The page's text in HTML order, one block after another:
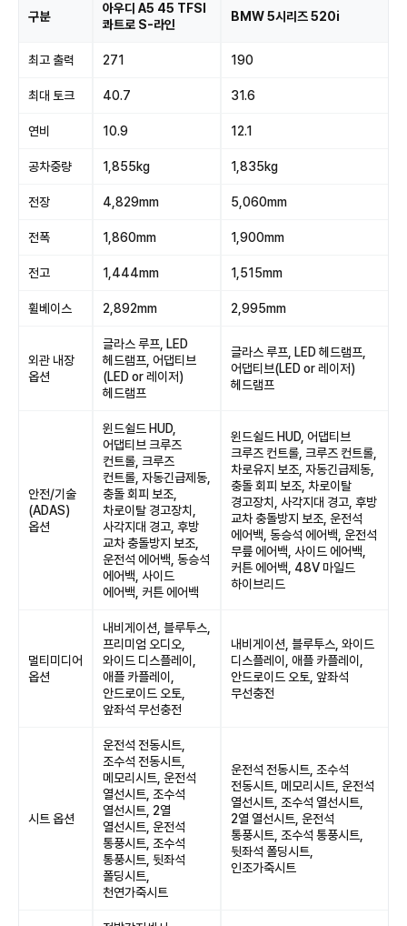
구분
아우디 A5 45 TFSI
콰트로 S-라인
BMW 5시리즈 520i
최고 출력 271 190
최대 토크 40.7 31.6
연비 10.9 12.1
공차중량 1,855kg 1,835kg
전장 4,829mm 5,060mm
전폭 1,860mm 1,900mm
전고 1,444mm 1,515mm
휠베이스 2,892mm 2,995mm
외관 내장
옵션
글라스 루프, LED
헤드램프, 어댑티브
(LED or 레이저)
헤드램프
글라스 루프, LED 헤드램프,
어댑티브(LED or 레이저)
헤드램프
안전/기술
(ADAS)
옵션
윈드쉴드 HUD,
어댑티브 크루즈
컨트롤, 크루즈
컨트롤, 자동긴급제동,
충돌 회피 보조,
차로이탈 경고장치,
사각지대 경고, 후방
교차 충돌방지 보조,
운전석 에어백, 동승석
에어백, 사이드
에어백, 커튼 에어백
윈드쉴드 HUD, 어댑티브
크루즈 컨트롤, 크루즈 컨트롤,
차로유지 보조, 자동긴급제동,
충돌 회피 보조, 차로이탈
경고장치, 사각지대 경고, 후방
교차 충돌방지 보조, 운전석
에어백, 동승석 에어백, 운전석
무릎 에어백, 사이드 에어백,
커튼 에어백, 48V 마일드
하이브리드
멀티미디어
옵션
내비게이션, 블루투스,
프리미엄 오디오,
와이드 디스플레이,
애플 카플레이,
안드로이드 오토,
앞좌석 무선충전
내비게이션, 블루투스, 와이드
디스플레이, 애플 카플레이,
안드로이드 오토, 앞좌석
무선충전
시트 옵션
운전석 전동시트,
조수석 전동시트,
메모리시트, 운전석
열선시트, 조수석
열선시트, 2열
열선시트, 운전석
통풍시트, 조수석
통풍시트, 뒷좌석
폴딩시트,
천연가죽시트
운전석 전동시트, 조수석
전동시트, 메모리시트, 운전석
열선시트, 조수석 열선시트,
2열 열선시트, 운전석
통풍시트, 조수석 통풍시트,
뒷좌석 폴딩시트,
인조가죽시트